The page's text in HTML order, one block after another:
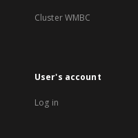
Cluster WMBC
User's account
Log in